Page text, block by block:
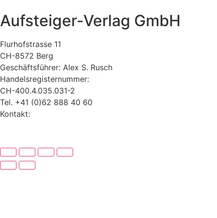
Aufsteiger-Verlag GmbH
Flurhofstrasse 11
CH-8572 Berg
Geschäftsführer: Alex S. Rusch
Handelsregisternummer:
CH-400.4.035.031-2
Tel. +41 (0)62 888 40 60
Kontakt: